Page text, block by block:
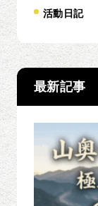
活動日記
最新記事